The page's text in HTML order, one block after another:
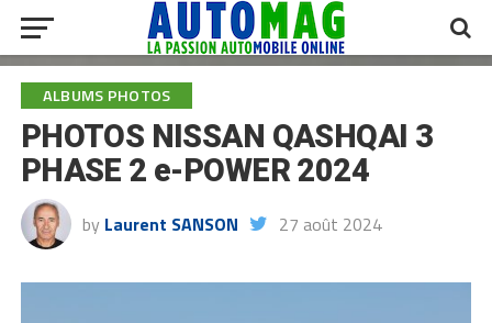
ALBUMS PHOTOS
PHOTOS NISSAN QASHQAI 3
PHASE 2 e-POWER 2024
by Laurent SANSON 27 août 2024